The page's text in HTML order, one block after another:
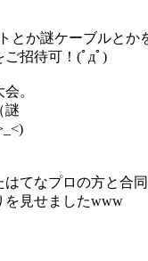
とか謎ケーブルとか
招待可！(ﾟдﾟ)
。
謎
てなプロの方と合
を見せましたwww